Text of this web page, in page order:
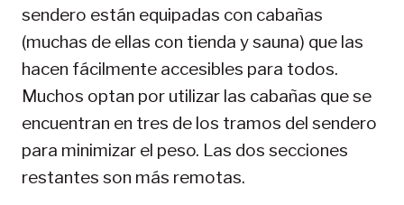
sendero están equipadas con cabañas
(muchas de ellas con tienda y sauna) que las
hacen fácilmente accesibles para todos.
Muchos optan por utilizar las cabañas que se
encuentran en tres de los tramos del sendero
para minimizar el peso. Las dos secciones
restantes son más remotas.